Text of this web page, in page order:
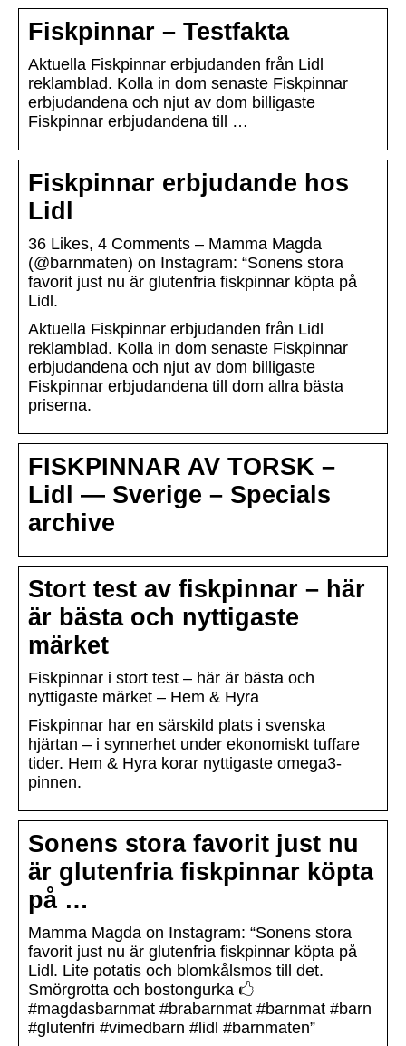
Fiskpinnar – Testfakta
Aktuella Fiskpinnar erbjudanden från Lidl
reklamblad. Kolla in dom senaste Fiskpinnar
erbjudandena och njut av dom billigaste
Fiskpinnar erbjudandena till …
Fiskpinnar erbjudande hos
Lidl
36 Likes, 4 Comments – Mamma Magda
(@barnmaten) on Instagram: “Sonens stora
favorit just nu är glutenfria fiskpinnar köpta på
Lidl.
Aktuella Fiskpinnar erbjudanden från Lidl
reklamblad. Kolla in dom senaste Fiskpinnar
erbjudandena och njut av dom billigaste
Fiskpinnar erbjudandena till dom allra bästa
priserna.
FISKPINNAR AV TORSK –
Lidl — Sverige – Specials
archive
Stort test av fiskpinnar – här
är bästa och nyttigaste
märket
Fiskpinnar i stort test – här är bästa och
nyttigaste märket – Hem & Hyra
Fiskpinnar har en särskild plats i svenska
hjärtan – i synnerhet under ekonomiskt tuffare
tider. Hem & Hyra korar nyttigaste omega3-
pinnen.
Sonens stora favorit just nu
är glutenfria fiskpinnar köpta
på …
Mamma Magda on Instagram: “Sonens stora
favorit just nu är glutenfria fiskpinnar köpta på
Lidl. Lite potatis och blomkålsmos till det.
Smörgrotta och bostongurka 🖒
#magdasbarnmat #brabarnmat #barnmat #barn
#glutenfri #vimedbarn #lidl #barnmaten”